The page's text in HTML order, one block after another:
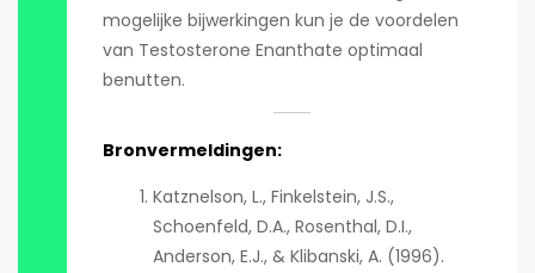
mogelijke bijwerkingen kun je de voordelen
van Testosterone Enanthate optimaal
benutten.
Bronvermeldingen:
Katznelson, L., Finkelstein, J.S.,
Schoenfeld, D.A., Rosenthal, D.I.,
Anderson, E.J., & Klibanski, A. (1996).